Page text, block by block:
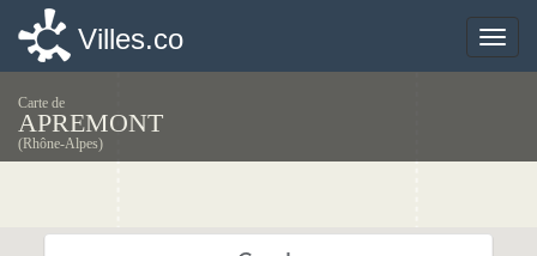
Toggle
Villes.co
Carte de
APREMONT
(Rhône-Alpes)
Toggle
Villes.co